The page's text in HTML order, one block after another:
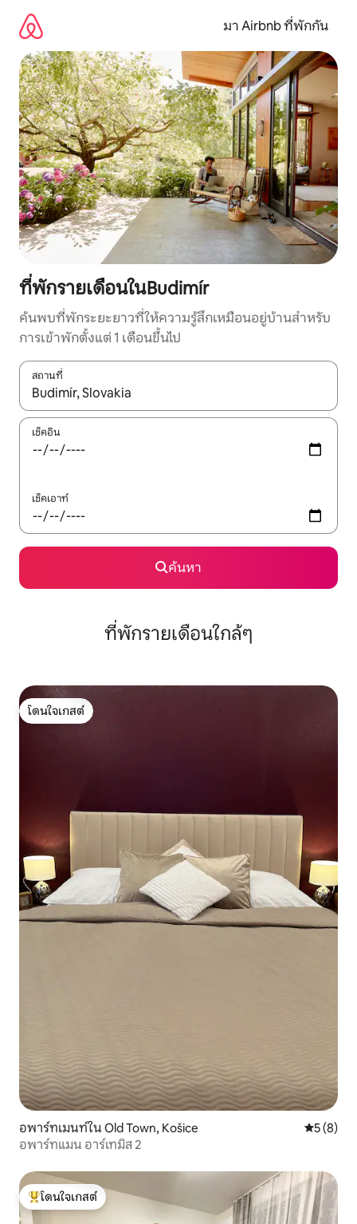
เนื้อหา
มา Airbnb ที่พักกัน
ที่พักรายเดือนในBudimír
ค้นพบที่พักระยะยาวที่ให้ความรู้สึกเหมือนอยู่บ้านสำหรับ
การเข้าพักตั้งแต่ 1 เดือนขึ้นไป
สถานที่
ใช้ลูกศรขึ้นลง หรือใช้การสัมผัสหรือปัด เพื่อสำรวจผลการค้นหา
เช็คอิน
เช็คเอาท์
ค้นหา
ที่พักรายเดือนใกล้ๆ
โดนใจเกสต์
โดนใจเกสต์
อพาร์ทเมนท์ใน Old Town, Košice คะแนนเฉ
5 (8)
อพาร์ทแมน อาร์เทมิส 2
โดนใจเกสต์ที่สุด
โดนใจเกสต์